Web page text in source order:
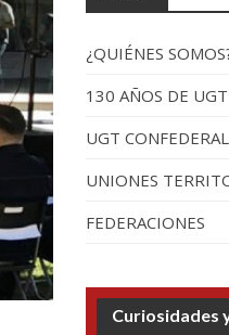
por España
¿QUIÉNES
130 AÑOS DE UGT
UGT CONFEDERAL
UNIONES
FEDERACIONES
Curiosidades